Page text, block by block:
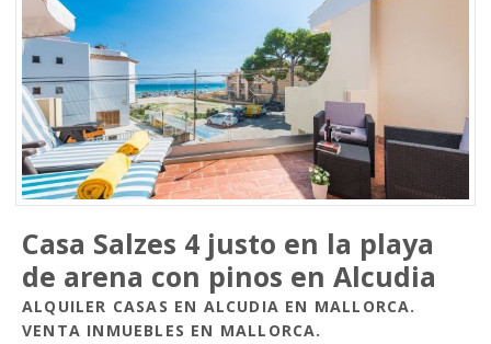
Сasa Salzes 4 justo en la playa
de arena con pinos en Alcudia
ALQUILER CASAS EN ALCUDIA EN MALLORCA.
VENTA INMUEBLES EN MALLORCA.